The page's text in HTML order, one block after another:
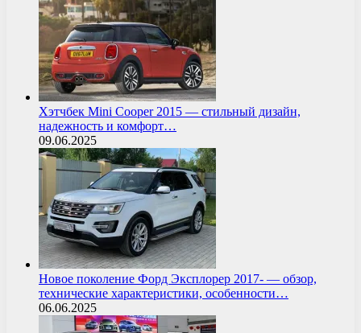
Хэтчбек Mini Cooper 2015 — стильный дизайн,
надежность и комфорт…
09.06.2025
Новое поколение Форд Эксплорер 2017- — обзор,
технические характеристики, особенности…
06.06.2025